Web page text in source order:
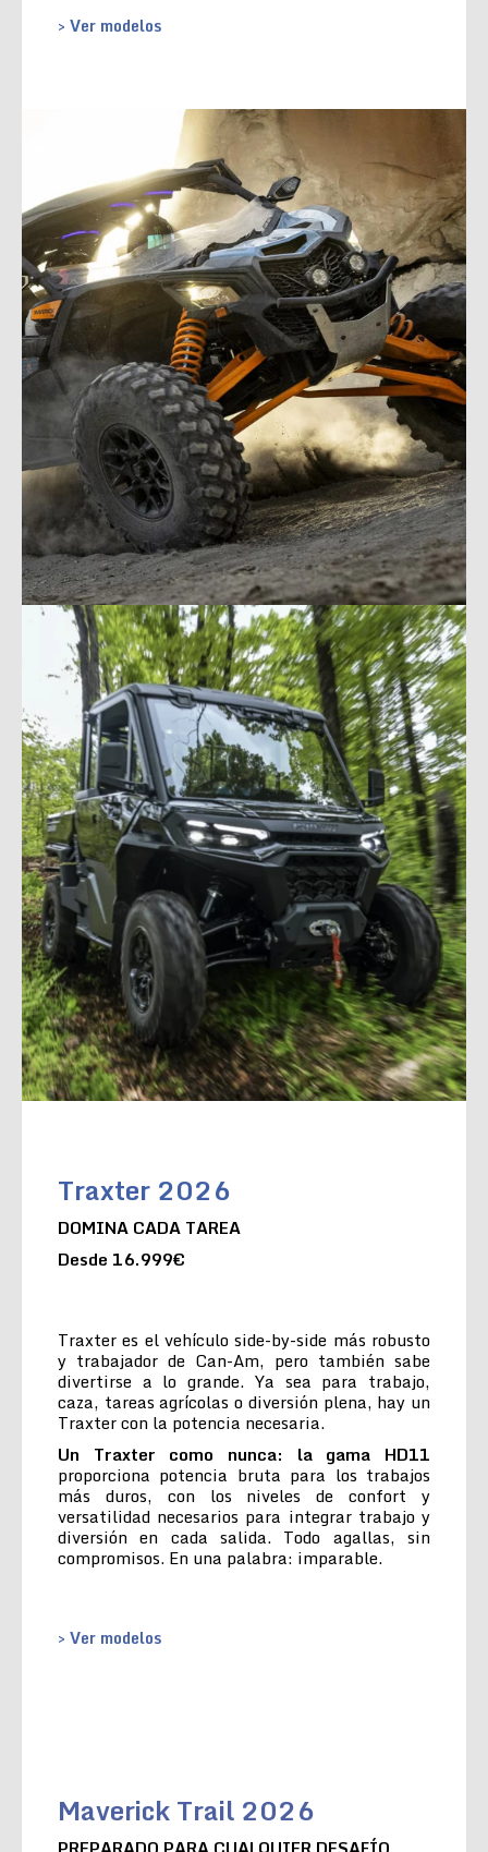
> Ver modelos
Traxter 2026
DOMINA CADA TAREA
Desde 16.999€
Traxter es el vehículo side-by-side más robusto
y trabajador de Can-Am, pero también sabe
divertirse a lo grande. Ya sea para trabajo,
caza, tareas agrícolas o diversión plena, hay un
Traxter con la potencia necesaria.
Un Traxter como nunca: la gama HD11
proporciona potencia bruta para los trabajos
más duros, con los niveles de confort y
versatilidad necesarios para integrar trabajo y
diversión en cada salida. Todo agallas, sin
compromisos. En una palabra: imparable.
> Ver modelos
Maverick Trail 2026